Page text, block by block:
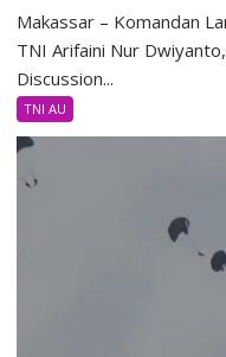
Makassar – Komandan
TNI Arifaini Nur
Discussion...
TNI AU